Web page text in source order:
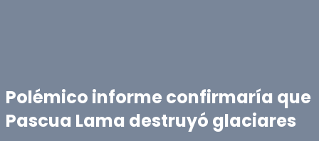
Polémico informe confirmaría que
Pascua Lama destruyó glaciares